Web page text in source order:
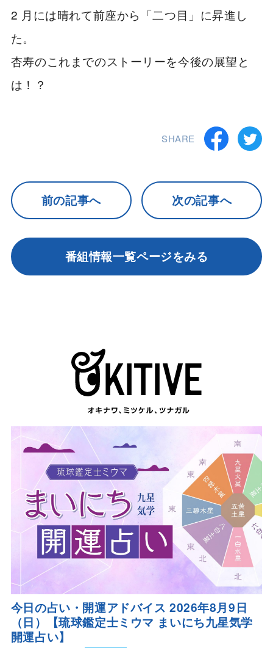
2 月には晴れて前座から「二つ目」に昇進し
た。
杏寿のこれまでのストーリーを今後の展望と
は！？
SHARE
前の記事へ 次の記事へ
番組情報一覧ページをみる
今日の占い・開運アドバイス 2026年8月9日
（日）【琉球鑑定士ミウマ まいにち九星気学
開運占い】